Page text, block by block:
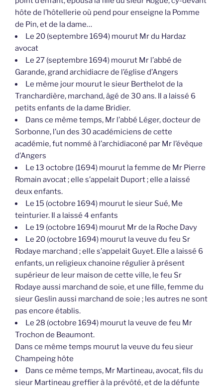
hôte de l’hôtellerie où pend pour enseigne la Pomme
de Pin, et de la dame…
Le 20 (septembre 1694) mourut Mr du Hardaz
avocat
Le 27 (septembre 1694) mourut Mr l’abbé de
Garande, grand archidiacre de l’église d’Angers
Le même jour mourut le sieur Berthelot de la
Tranchardière, marchand, âgé de 30 ans. Il a laissé 6
petits enfants de la dame Bridier.
Dans ce même temps, Mr l’abbé Léger, docteur de
Sorbonne, l’un des 30 académiciens de cette
académie, fut nommé à l’archidiaconé par Mr l’évêque
d’Angers
Le 13 octobre (1694) mourut la femme de Mr Pierre
Romain avocat ; elle s’appelait Duport ; elle a laissé
deux enfants.
Le 15 (octobre 1694) mourut le sieur Sué, Me
teinturier. Il a laissé 4 enfants
Le 19 (octobre 1694) mourut Mr de la Roche Davy
Le 20 (octobre 1694) mourut la veuve du feu Sr
Rodaye marchand ; elle s’appelait Guyet. Elle a laissé 6
enfants, un religieux chanoine régulier à présent
supérieur de leur maison de cette ville, le feu Sr
Rodaye aussi marchand de soie, et une fille, femme du
sieur Geslin aussi marchand de soie ; les autres ne sont
pas encore établis.
Le 28 (octobre 1694) mourut la veuve de feu Mr
Trochon de Beaumont.
Dans ce même temps mourut la veuve du feu sieur
Champeing hôte
Dans ce même temps, Mr Martineau, avocat, fils du
sieur Martineau greffier à la prévôté, et de la défunte